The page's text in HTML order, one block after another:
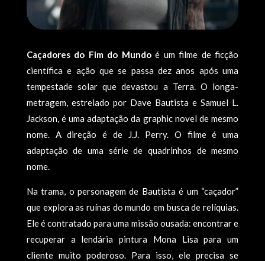
Caçadores do Fim do Mundoé um filme de ficção
científica e ação que se passa dez anos após uma
tempestade solar que devastou a Terra. O longa-
metragem, estrelado por Dave Bautista e Samuel L.
Jackson, é uma adaptação da graphic novel de mesmo
nome. A direção é de J.J. Perry. O filme é uma
adaptação de uma série de quadrinhos de mesmo
nome.
Na trama, o personagem de Bautista é um “caçador”
que explora as ruínas do mundo em busca de relíquias.
Ele é contratado para uma missão ousada: encontrar e
recuperar a lendária pintura Mona Lisa para um
cliente muito poderoso. Para isso, ele precisa se